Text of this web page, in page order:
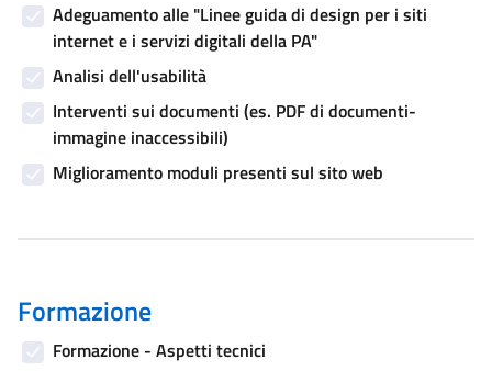
Adeguamento alle "Linee guida di design per i siti
internet e i servizi digitali della PA"
Analisi dell'usabilità
Interventi sui documenti (es. PDF di documenti-
immagine inaccessibili)
Miglioramento moduli presenti sul sito web
Formazione
Formazione - Aspetti tecnici